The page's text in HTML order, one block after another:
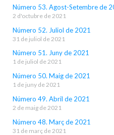
Número 53. Agost-Setembre de
2 d'octubre de 2021
Número 52. Juliol de 2021
31 de juliol de 2021
Número 51. Juny de 2021
1 de juliol de 2021
Número 50. Maig de 2021
1 de juny de 2021
Número 49. Abril de 2021
2 de maig de 2021
Número 48. Març de 2021
31 de març de 2021